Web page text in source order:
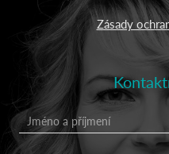
Zásady
Jméno a příjmení